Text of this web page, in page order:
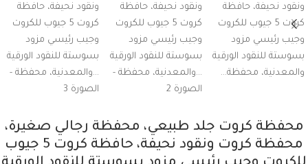
محفظة كروت جلد طبيعي، محفظة رجالي صغيرة،
محفظة كروت ونقود نحيفة، حافظة كروت 5 جيوب